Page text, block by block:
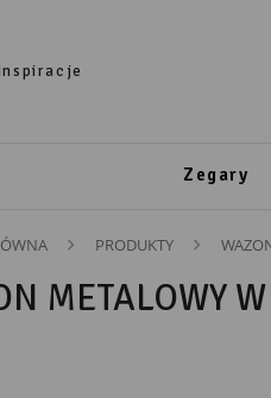
Zegary
PRODUKTY
METALOWY